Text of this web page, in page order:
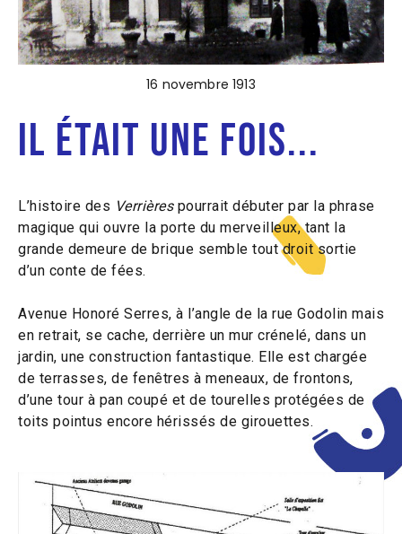
16 novembre 1913
Il était une fois...
L’histoire des Verrièrespourrait débuter par la phrase
magique qui ouvre la porte du merveilleux, tant la
grande demeure de brique semble tout droit sortie
d’un conte de fées.
Avenue Honoré Serres, à l’angle de la rue Godolin mais
en retrait, se cache, derrière un mur crénelé, dans un
jardin, une construction fantastique. Elle est chargée
de terrasses, de fenêtres à meneaux, de frontons,
d’une tour à pan coupé et de tourelles protégées de
toits pointus encore hérissés de girouettes.